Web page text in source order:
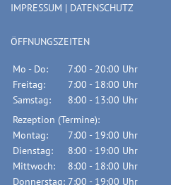
IMPRESSUM | DATENSCHUTZ
ÖFFNUNGSZEITEN
Mo - Do:
7:00 - 20:00 Uhr
Freitag:
7:00 - 18:00 Uhr
Samstag:
8:00 - 13:00 Uhr
Rezeption (Termine):
Montag:
7:00 - 19:00 Uhr
Dienstag:
8:00 - 19:00 Uhr
Mittwoch:
8:00 - 18:00 Uhr
Donnerstag: 7:00 - 19:00 Uhr